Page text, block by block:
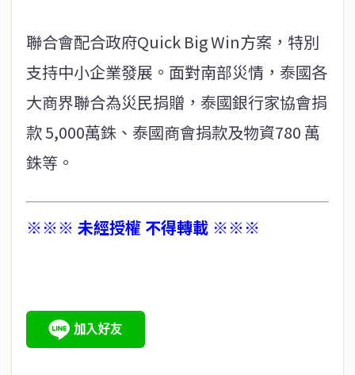
聯合會配合政府Quick Big Win方案，特別
支持中小企業發展。面對南部災情，泰國各
大商界聯合為災民捐贈，泰國銀行家協會捐
款 5,000萬銖、泰國商會捐款及物資780 萬
銖等。
※※※ 未經授權 不得轉載 ※※※